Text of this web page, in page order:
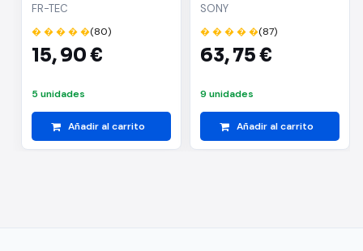
USB Tipo-C Macho - USB
Macho/ 3m/ Blanc
FR-TEC
� � � � �(80)
15,90 €
5 unidades
Añadir al carrito
SONY
� � � � �(87)
63,75 €
9 unidades
Añadir al carrito